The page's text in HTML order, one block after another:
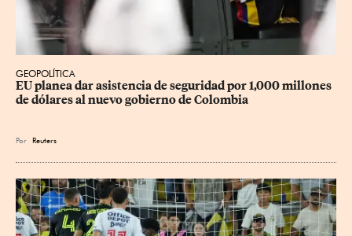
GEOPOLÍTICA
EU planea dar asistencia de seguridad por 1,000 millones
de dólares al nuevo gobierno de Colombia
Por Reuters